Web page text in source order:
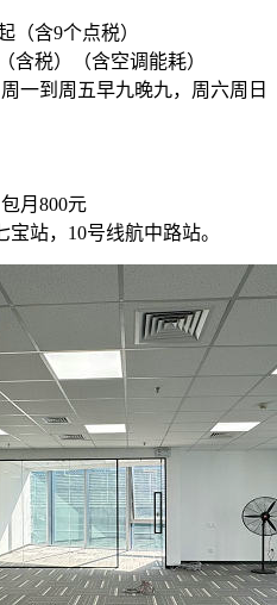
（含9个点税）
含税）（含空调能耗）
一到周五早九晚九，周六周日
月800元
站，10号线航中路站。